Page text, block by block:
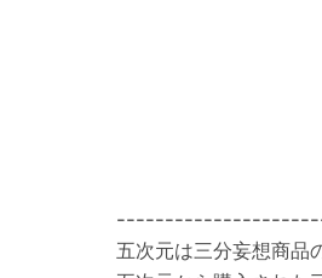
五次元は三分妄想商品